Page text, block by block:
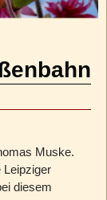
Muske.
Leipziger
diesem